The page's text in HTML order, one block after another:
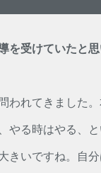
を受けていたと
われてきました
やる時はやる、
きいですね。自